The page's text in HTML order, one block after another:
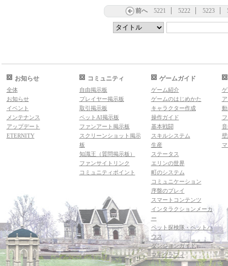
前へ 5221 5222 5223
お知らせ
全体
お知らせ
イベント
メンテナンス
アップデート
ETERNITY
コミュニティ
自由掲示板
プレイヤー掲示板
取引掲示板
ペットAI掲示板
ファンアート掲示板
スクリーンショット掲示
板
知識王（質問掲示板）
ファンサイトリンク
コミュニティポイント
ゲームガイド
ゲーム紹介
ゲームのはじめかた
キャラクター作成
操作ガイド
基本戦闘
スキルシステム
生産
ステータス
エリンの世界
町のシステム
コミュニケーション
序盤のプレイ
スマートコンテンツ
インタラクションメーカ
ー
ペット探検隊・ペットハ
ウス
ダンジョンガイド
マギグラフィ